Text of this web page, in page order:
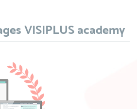
VISIPLUS academy